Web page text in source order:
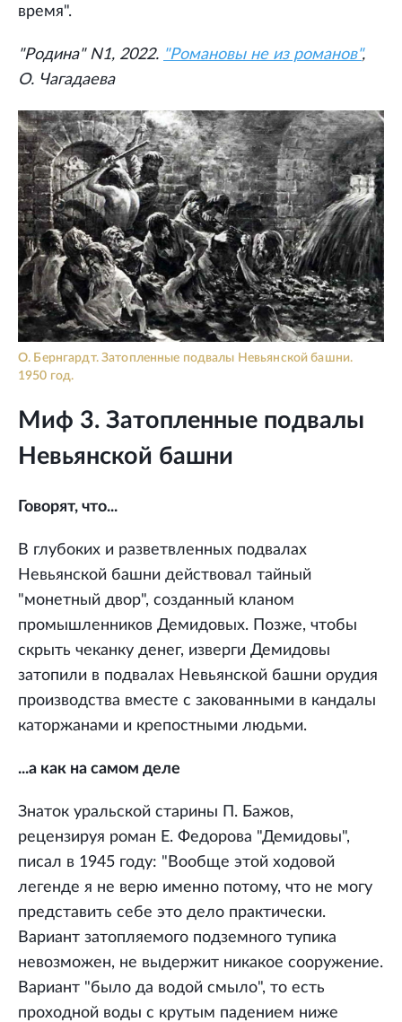
время".
"Родина" N1, 2022. "Романовы не из романов",
О. Чагадаева
О. Бернгардт. Затопленные подвалы Невьянской башни.
1950 год.
Миф 3. Затопленные подвалы
Невьянской башни
Говорят, что...
В глубоких и разветвленных подвалах
Невьянской башни действовал тайный
"монетный двор", созданный кланом
промышленников Демидовых. Позже, чтобы
скрыть чеканку денег, изверги Демидовы
затопили в подвалах Невьянской башни орудия
производства вместе с закованными в кандалы
каторжанами и крепостными людьми.
...а как на самом деле
Знаток уральской старины П. Бажов,
рецензируя роман Е. Федорова "Демидовы",
писал в 1945 году: "Вообще этой ходовой
легенде я не верю именно потому, что не могу
представить себе это дело практически.
Вариант затопляемого подземного тупика
невозможен, не выдержит никакое сооружение.
Вариант "было да водой смыло", то есть
проходной воды с крутым падением ниже